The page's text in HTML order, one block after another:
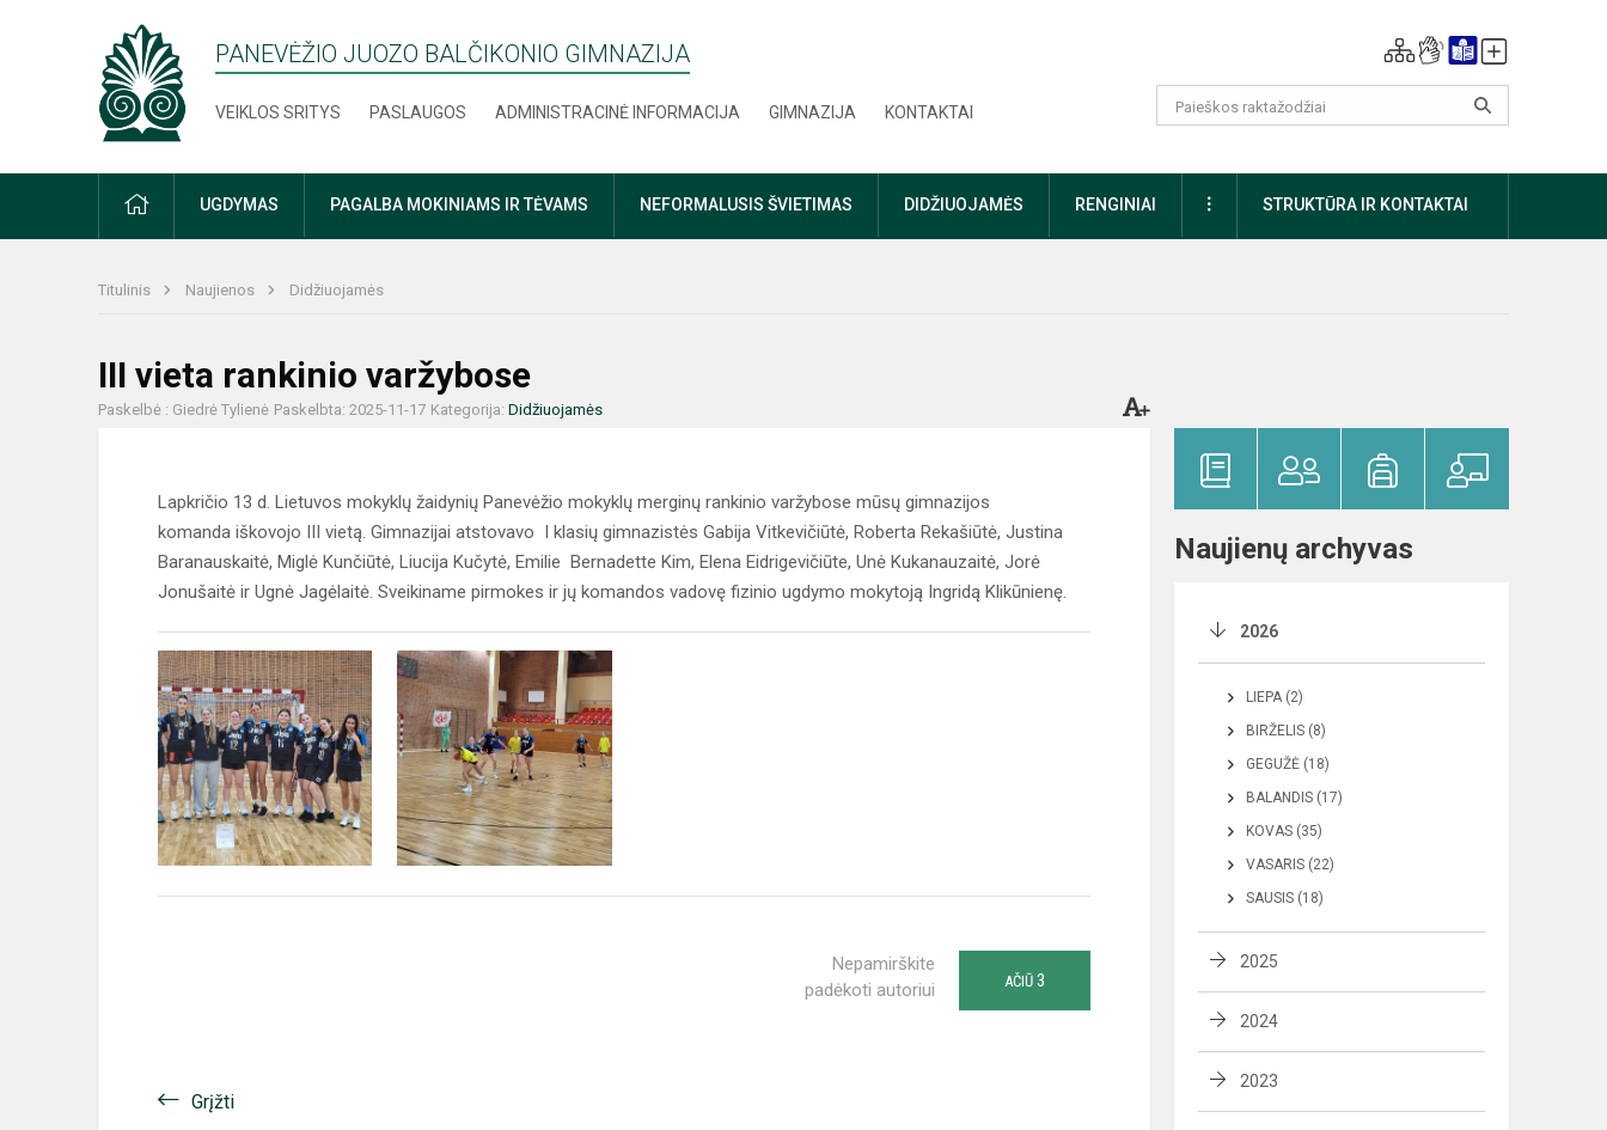
PANEVĖŽIO JUOZO BALČIKONIO GIMNAZIJA
VEIKLOS SRITYS PASLAUGOS ADMINISTRACINĖ INFORMACIJA GIMNAZIJA KONTAKTAI
PRADŽIAUGDYMAS PAGALBA MOKINIAMS IR TĖVAMS NEFORMALUSIS ŠVIETIMAS DIDŽIUOJAMĖS RENGINIAI DAUGIAUSTRUKTŪRA IR KONTAKTAI
Titulinis Naujienos Didžiuojamės
III vieta rankinio varžybose
Paskelbė : Giedrė Tylienė Paskelbta: 2025-11-17 Kategorija: Didžiuojamės
Lapkričio 13 d. Lietuvos mokyklų žaidynių Panevėžio mokyklų merginų rankinio varžybose mūsų gimnazijos
komanda iškovojo III vietą. Gimnazijai atstovavo I klasių gimnazistės Gabija Vitkevičiūtė, Roberta Rekašiūtė, Justina
Baranauskaitė, Miglė Kunčiūtė, Liucija Kučytė, Emilie Bernadette Kim, Elena Eidrigevičiūte, Unė Kukanauzaitė, Jorė
Jonušaitė ir Ugnė Jagėlaitė. Sveikiname pirmokes ir jų komandos vadovę fizinio ugdymo mokytoją Ingridą Klikūnienę.
Nepamirškite
padėkoti autoriui
AČIŪ 3
Grįžti
Naujienų archyvas
2026
LIEPA (2)
BIRŽELIS (8)
GEGUŽĖ (18)
BALANDIS (17)
KOVAS (35)
VASARIS (22)
SAUSIS (18)
2025
2024
2023